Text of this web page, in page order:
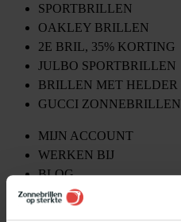
SPORTBRILLEN
OAKLEY BRILLEN
2E BRIL, 35% KORTING
JULBO SPORTBRILLEN
BRILLEN MET HELDER
GUCCI ZONNEBRILLEN
MIJN ACCOUNT
WERKEN BIJ
BLOG
ALGEMENE